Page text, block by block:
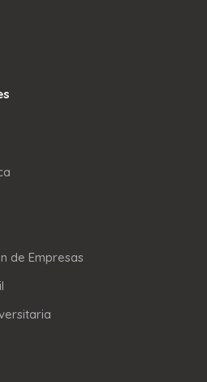
de Empresas